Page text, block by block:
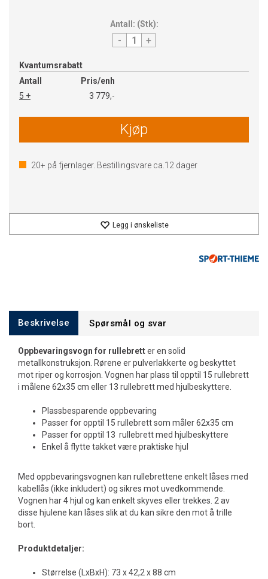
Antall: (Stk):
- +
Kvantumsrabatt
Antall
Pris/enh
5 +
3 779,-
Kjøp
20+ på fjernlager. Bestillingsvare ca. 12 dager
Legg i ønskeliste
Beskrivelse Spørsmål og svar
Oppbevaringsvogn for rullebretter en solid
metallkonstruksjon. Rørene er pulverlakkerte og beskyttet
mot riper og korrosjon. Vognen har plass til opptil 15 rullebrett
i målene 62x35 cm eller 13 rullebrett med hjulbeskyttere.
Plassbesparende oppbevaring
Passer for opptil 15 rullebrett som måler 62x35 cm
Passer for opptil 13 rullebrett med hjulbeskyttere
Enkel å flytte takket være praktiske hjul
Med oppbevaringsvognen kan rullebrettene enkelt låses med
kabellås (ikke inkludert) og sikres mot uvedkommende.
Vognen har 4 hjul og kan enkelt skyves eller trekkes. 2 av
disse hjulene kan låses slik at du kan sikre den mot å trille
bort.
Produktdetaljer:
Størrelse (LxBxH): 73 x 42,2 x 88 cm